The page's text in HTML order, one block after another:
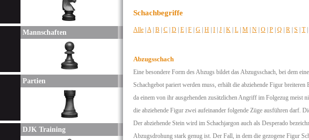
Mannschaften
Partien
DJK Training
Schachbegriffe
Alle A| B C D E F G H I J K L M N O P Q R S T|
Abzugsschach
Eine besondere Form des Abzugs bildet das Abzugsschach, bei dem
Schachgebot pariert werden muss, erhält die abziehende Figur
da einem von ihr ausgehenden zusätzlichen Angriff im Folgezug meist
die abziehende Figur zwei aufeinander folgende Züge ausführen darf.
Der abziehende Stein wird im Schachjargon auch als Desperado
Abzugsdrohung stark genug ist. Der Fall, in dem die gezogene Figur